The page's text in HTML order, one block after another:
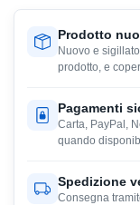
Prodotto
Nuovo e
prodotto, e
Pagamenti
Carta, PayPal,
quando
Spedizione
Consegna